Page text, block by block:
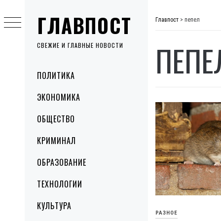
ГЛАВПОСТ
СВЕЖИЕ И ГЛАВНЫЕ НОВОСТИ
MenuПОЛИТИКА
ЭКОНОМИКА
ОБЩЕСТВО
КРИМИНАЛ
ОБРАЗОВАНИЕ
ТЕХНОЛОГИИ
КУЛЬТУРА
to
content
Главпост > пепел
РАЗНОЕ